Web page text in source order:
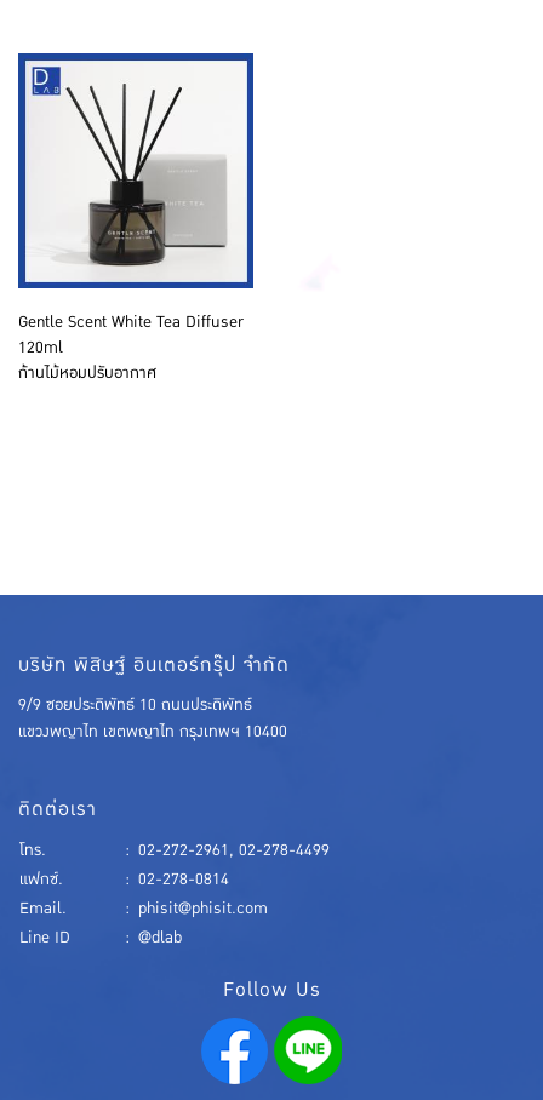
Gentle Scent White Tea Diffuser
120ml
ก้านไม้หอมปรับอากาศ
บริษัท พิสิษฐ์ อินเตอร์กรุ๊ป จำกัด
9/9 ซอยประดิพัทธ์ 10 ถนนประดิพัทธ์
แขวงพญาไท เขตพญาไท กรุงเทพฯ 10400
ติดต่อเรา
โทร. : 02-272-2961, 02-278-4499
แฟกซ์.
: 02-278-0814
Email.
: phisit@phisit.com
Line ID
: @dlab
Follow Us